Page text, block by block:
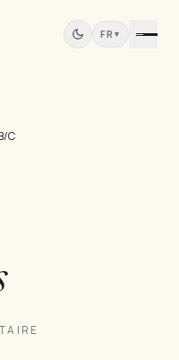
FR ▾
C